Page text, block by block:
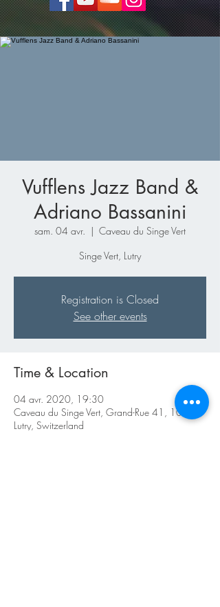
Vufflens Jazz Band &
Adriano Bassanini
sam. 04 avr.
  |
Caveau du Singe Vert
Singe Vert, Lutry
Registration is Closed
See other events
Time & Location
04 avr. 2020, 19:30
Caveau du Singe Vert, Grand-Rue 41, 1015
Lutry, Switzerland